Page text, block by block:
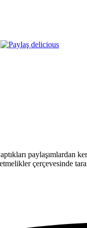
paylaşımlardan
çerçevesinde